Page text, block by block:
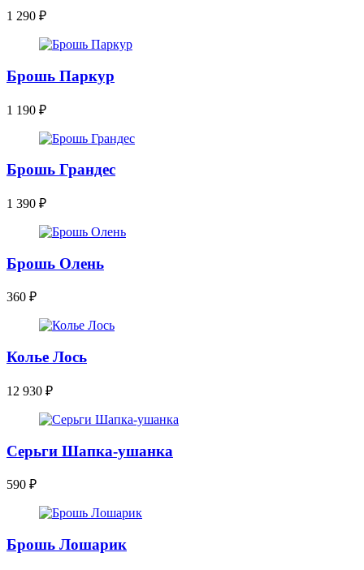
1 290 ₽
Брошь Паркур
1 190 ₽
Брошь Грандес
1 390 ₽
Брошь Олень
360 ₽
Колье Лось
12 930 ₽
Серьги Шапка-ушанка
590 ₽
Брошь Лошарик